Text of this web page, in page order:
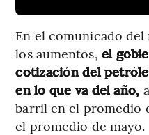
En el comunicado
los aumentos, el
cotización del
en lo que va del año,
barril en el promedio
el promedio de mayo.